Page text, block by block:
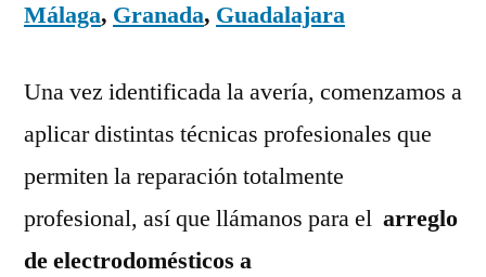
Málaga, Granada, Guadalajara
Una vez identificada la avería, comenzamos a
aplicar distintas técnicas profesionales que
permiten la reparación totalmente
profesional, así que llámanos para el arreglo
de electrodomésticos a